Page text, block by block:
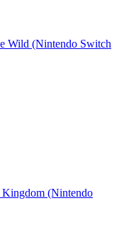
Wild (Nintendo Switch
Kingdom (Nintendo